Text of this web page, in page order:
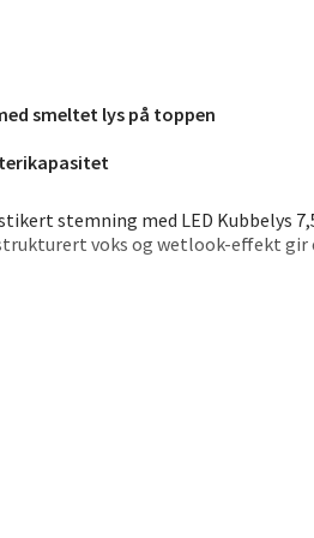
smeltet lys på toppen
stemning med LED Kubbelys
voks og wetlook-effekt gir
med fjernkontroll (selges